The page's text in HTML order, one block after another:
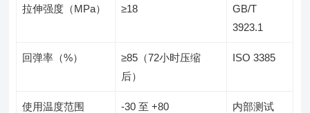
拉伸强度（MPa） ≥18
GB/T
3923.1
回弹率（%）
≥85（72小时压缩
后）
ISO 3385
使用温度范围
-30 至 +80 内部测试